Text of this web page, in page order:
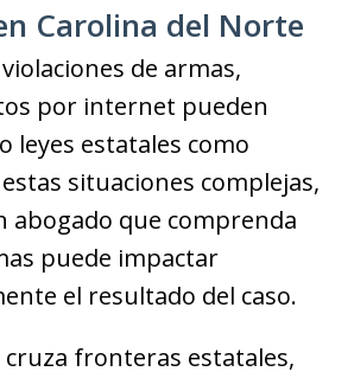
Carolina del Norte
de armas,
por internet pueden
estatales como
situaciones complejas,
abogado que comprenda
puede impactar
el resultado del caso.
cruza fronteras estatales,